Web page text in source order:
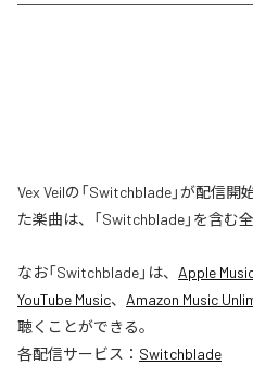
Vex Veilの「Switchblade」が配信
た楽曲は、「Switchblade」を含む
なお「Switchblade」は、 Apple
YouTube Music、 Amazon Music
聴くことができる。
各配信サービス： Switchblade